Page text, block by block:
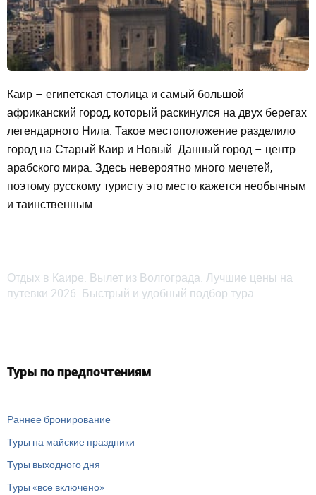
Каир – египетская столица и самый большой
африканский город, который раскинулся на двух берегах
легендарного Нила. Такое местоположение разделило
город на Старый Каир и Новый. Данный город – центр
арабского мира. Здесь невероятно много мечетей,
поэтому русскому туристу это место кажется необычным
и таинственным.
Отдых в Каире. Вылет из Волгограда. Лучшие цены на
путевки 2026. Быстрый и удобный подбор тура.
Туры по предпочтениям
Раннее бронирование
Туры на майские праздники
Туры выходного дня
Туры «все включено»